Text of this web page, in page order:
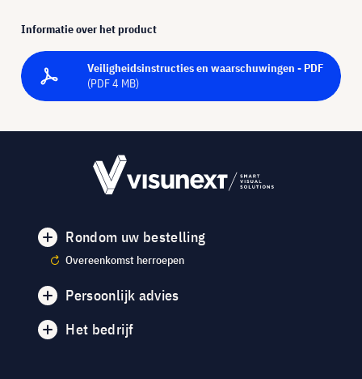
Informatie over het product
Veiligheidsinstructies en waarschuwingen - PDF
(PDF 4 MB)
Rondom uw bestelling
Overeenkomst herroepen
Persoonlijk advies
Het bedrijf